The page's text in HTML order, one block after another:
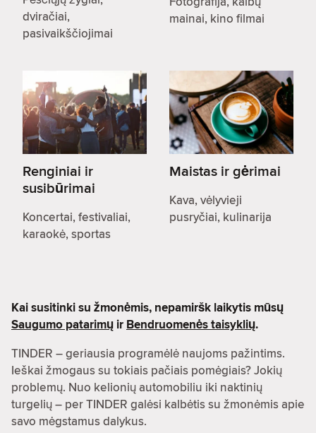
dviračiai,
pasivaikščiojimai
mainai, kino filmai
Renginiai ir
susibūrimai
Koncertai, festivaliai,
karaokė, sportas
Maistas ir gėrimai
Kava, vėlyvieji
pusryčiai, kulinarija
Kai susitinki su žmonėmis, nepamiršk laikytis mūsų
Saugumo patarimų ir Bendruomenės taisyklių.
TINDER – geriausia programėlė naujoms pažintims.
Ieškai žmogaus su tokiais pačiais pomėgiais? Jokių
problemų. Nuo kelionių automobiliu iki naktinių
turgelių – per TINDER galėsi kalbėtis su žmonėmis apie
savo mėgstamus dalykus.